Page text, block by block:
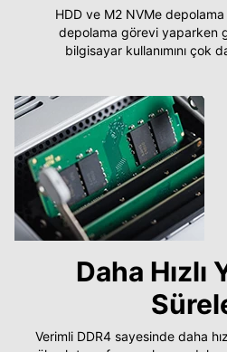
HDD ve M2 NVMe depolama
depolama görevi yaparken
bilgisayar kullanımını çok
Daha Hızlı
Verimli DDR4 sayesinde daha